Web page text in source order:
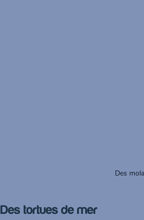
Des
Des tortues de mer